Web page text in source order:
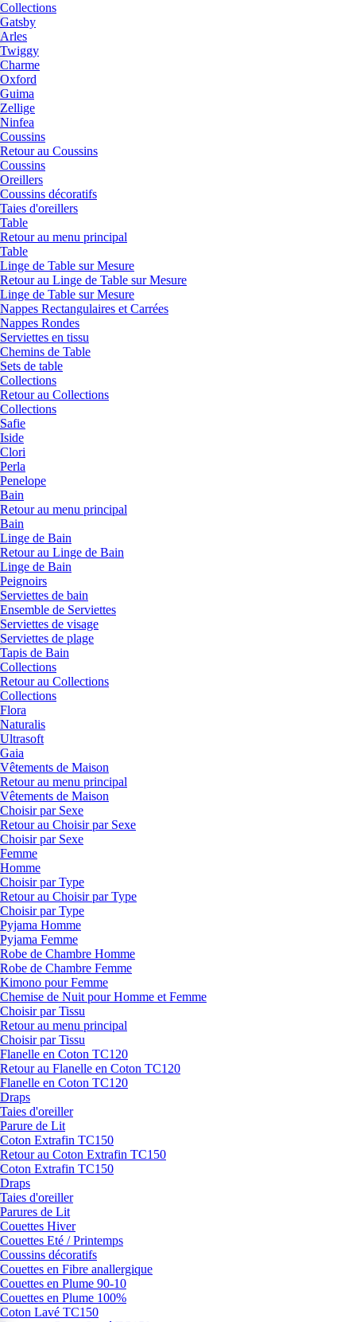
Collections
Gatsby
Arles
Twiggy
Charme
Oxford
Guima
Zellige
Ninfea
Coussins
Retour au Coussins
Coussins
Oreillers
Coussins décoratifs
Taies d'oreillers
Table
Retour au menu principal
Table
Linge de Table sur Mesure
Retour au Linge de Table sur Mesure
Linge de Table sur Mesure
Nappes Rectangulaires et Carrées
Nappes Rondes
Serviettes en tissu
Chemins de Table
Sets de table
Collections
Retour au Collections
Collections
Safie
Iside
Clori
Perla
Penelope
Bain
Retour au menu principal
Bain
Linge de Bain
Retour au Linge de Bain
Linge de Bain
Peignoirs
Serviettes de bain
Ensemble de Serviettes
Serviettes de visage
Serviettes de plage
Tapis de Bain
Collections
Retour au Collections
Collections
Flora
Naturalis
Ultrasoft
Gaia
Vêtements de Maison
Retour au menu principal
Vêtements de Maison
Choisir par Sexe
Retour au Choisir par Sexe
Choisir par Sexe
Femme
Homme
Choisir par Type
Retour au Choisir par Type
Choisir par Type
Pyjama Homme
Pyjama Femme
Robe de Chambre Homme
Robe de Chambre Femme
Kimono pour Femme
Chemise de Nuit pour Homme et Femme
Choisir par Tissu
Retour au menu principal
Choisir par Tissu
Flanelle en Coton TC120
Retour au Flanelle en Coton TC120
Flanelle en Coton TC120
Draps
Taies d'oreiller
Parure de Lit
Coton Extrafin TC150
Retour au Coton Extrafin TC150
Coton Extrafin TC150
Draps
Taies d'oreiller
Parures de Lit
Couettes Hiver
Couettes Eté / Printemps
Coussins décoratifs
Couettes en Fibre anallergique
Couettes en Plume 90-10
Couettes en Plume 100%
Coton Lavé TC150